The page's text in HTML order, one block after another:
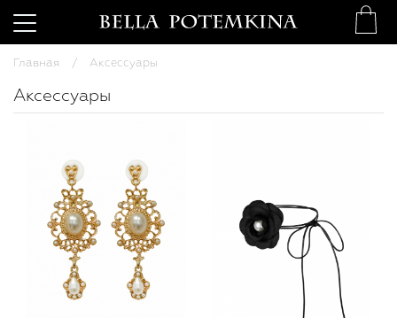
Главная Аксессуары
Аксессуары